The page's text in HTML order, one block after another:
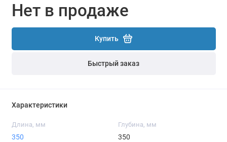
Нет в продаже
Купить
Быстрый заказ
Характеристики
Длина, мм
350
Глубина, мм
350